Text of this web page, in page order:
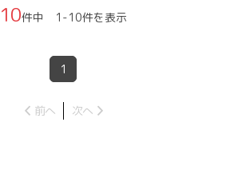
10件中 1-10件を表示
1
前へ 次へ